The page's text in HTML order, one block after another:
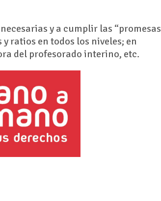
y a cumplir las “promesas
ratios en todos los niveles; en
del profesorado interino, etc.